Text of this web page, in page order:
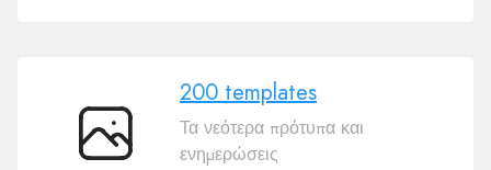
200
200 templates
Τα νεότερα πρότυπα και
ενημερώσεις